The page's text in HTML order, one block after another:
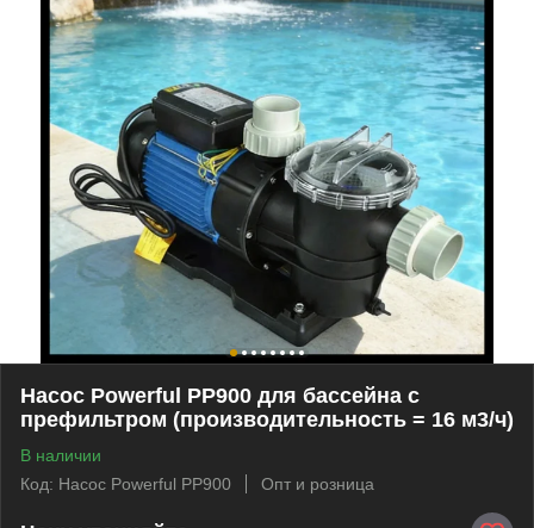
Насос Powerful PP900 для бассейна c
префильтром (производительность = 16 м3/ч)
В наличии
Код: Насос Powerful PP900
Опт и розница